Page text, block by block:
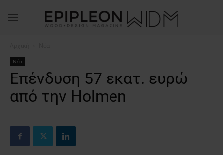
Νέα
Επένδυση 57 εκατ. ευρώ
από την Holmen